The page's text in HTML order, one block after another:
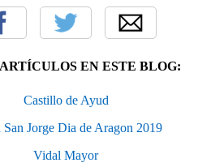
EN ESTE BLOG:
Castillo de Ayud
San Jorge Dia de Aragon 2019
Vidal Mayor